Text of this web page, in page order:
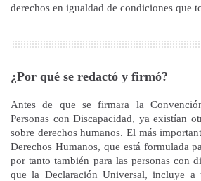
derechos en igualdad de condiciones que
¿Por qué se redactó y firmó?
Antes de que se firmara la
Personas con Discapacidad, ya existían
sobre derechos humanos. El más
Derechos Humanos, que está formulada
por tanto también para las personas con
que la Declaración Universal, incluye a